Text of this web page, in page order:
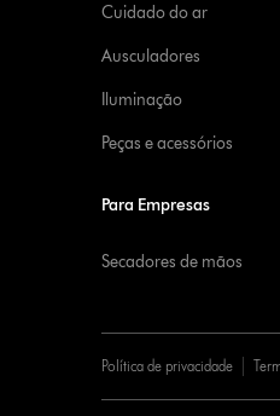
Cuidado do ar
Ausculadores
Iluminação
Peças e acessórios
Para Empresas
Secadores de mãos
Política de privacidade